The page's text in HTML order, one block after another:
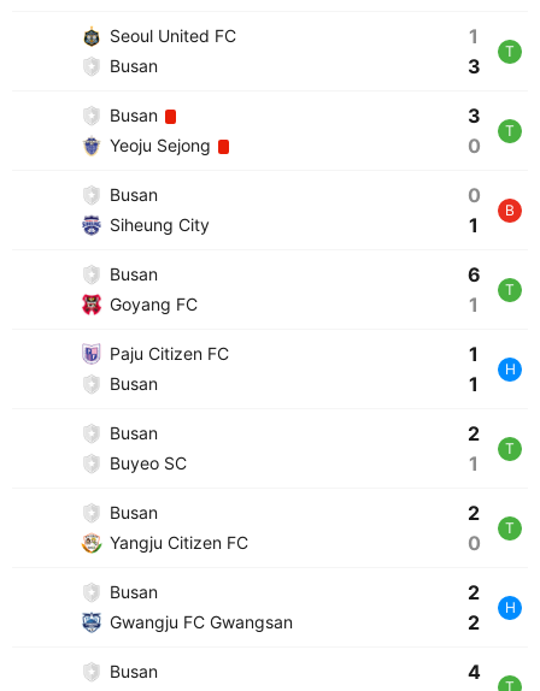
Seoul United FC
Busan
1
3
T
Busan
Yeoju Sejong
3
0
T
Busan
Siheung City
0
1
B
Busan
Goyang FC
6
1
T
Paju Citizen FC
Busan
1
1
H
Busan
Buyeo SC
2
1
T
Busan
Yangju Citizen FC
2
0
T
Busan
Gwangju FC Gwangsan
2
2
H
Busan
4
T